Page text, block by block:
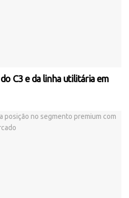
C3 e da linha utilitária em